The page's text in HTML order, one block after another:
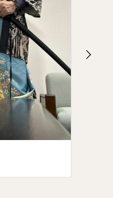
なシアター